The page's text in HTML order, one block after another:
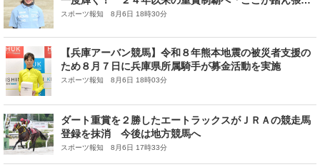
どころです」
スポーツ報知 8月6日 18時30分
【兵庫アーバン競馬】令和８年熊本地震の被災者支援の
ため８月７日に兵庫県所属騎手が募金活動を実施
スポーツ報知 8月6日 18時03分
ダート重賞を２勝したエートラックスがＪＲＡの競走馬
登録を抹消 今後は地方競馬へ
スポーツ報知 8月6日 17時33分